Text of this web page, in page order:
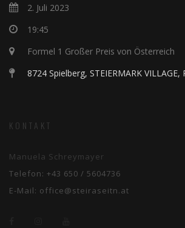
2. Juli 2023
19:45
Formel 1 Großer Preis von Österreich
8724 Spielberg, STEIERMARK VILLAGE,
KONTAKT
Manuela Schreymayer
Telefon: +43 650 / 5604736
E-Mail: office@steiraseitn.at